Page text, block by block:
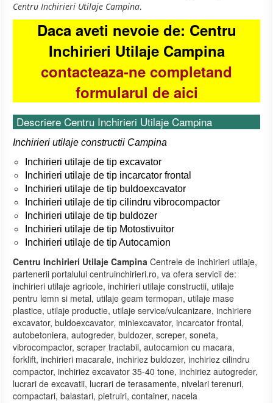
Centru Inchirieri Utilaje Campina.
Daca aveti nevoie de: Centru
Inchirieri Utilaje Campina
contacteaza-ne completand
formularul de aici
Descriere Centru Inchirieri Utilaje Campina
Inchirieri utilaje constructii Campina
Inchirieri utilaje de tip excavator
Inchirieri utilaje de tip incarcator frontal
Inchirieri utilaje de tip buldoexcavator
Inchirieri utilaje de tip cilindru vibrocompactor
Inchirieri utilaje de tip buldozer
Inchirieri utilaje de tip Motostivuitor
Inchirieri utilaje de tip Autocamion
Centru Inchirieri Utilaje Campina Centrele de inchirieri utilaje,
partenerii portalului centruinchirieri.ro, va ofera servicii de:
inchirieri utilaje agricole, inchirieri utilaje constructii, utilaje
pentru lemn si metal, utilaje geam termopan, utilaje mase
plastice, utilaje productie, utilaje service/vulcanizare, inchiriere
excavator, buldoexcavator, miniexcavator, incarcator frontal,
autobetoniera, autogreder, buldozer, screper, soneta,
vibrocompactor, scraper tractabil, autocamion cu macara,
forklift, inchirieri macarale, inchiriez buldozer, inchiriez cilindru
compactor, inchiriez excavator 35-40 tone, inchiriez autogreder,
lucrari de excavatii, lucrari de terasamente, nivelari terenuri,
compactari, balastari, pietruiri, container, nacela